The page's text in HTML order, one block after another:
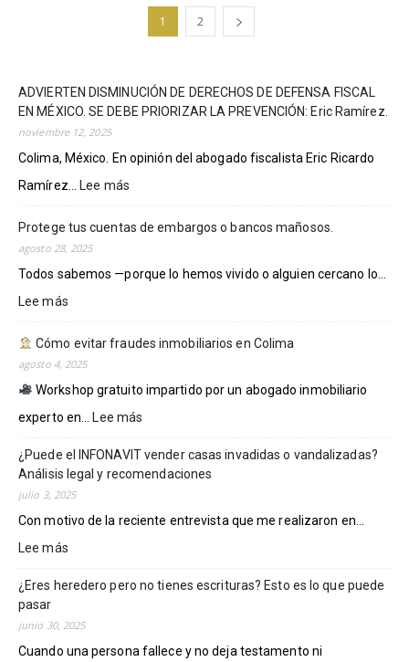
1 2
ADVIERTEN DISMINUCIÓN DE DERECHOS DE DEFENSA FISCAL
EN MÉXICO. SE DEBE PRIORIZAR LA PREVENCIÓN: Eric Ramírez.
noviembre 12, 2025
Colima, México. En opinión del abogado fiscalista Eric Ricardo
Ramírez...
Lee más
DISMINUCIÓN
DE
EN
DEBE
PRIORIZAR
PREVENCIÓN:
Eric
Protege tus cuentas de embargos o bancos mañosos.
agosto 28, 2025
Todos sabemos —porque lo hemos vivido o alguien cercano lo...
Lee más
tus
cuentas
embargos
o
mañosos.
Cómo evitar fraudes inmobiliarios en Colima
agosto 4, 2025
Workshop gratuito impartido por un abogado inmobiliario
experto en... Lee más
Cómo
evitar
inmobiliarios
¿Puede el INFONAVIT vender casas invadidas o vandalizadas?
Análisis legal y recomendaciones
julio 3, 2025
Con motivo de la reciente entrevista que me realizaron en...
Lee más
el
vender
¿Eres heredero pero no tienes escrituras? Esto es lo que puede
pasar
junio 30, 2025
Cuando una persona fallece y no deja testamento ni